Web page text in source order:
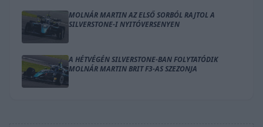
MOLNÁR MARTIN AZ ELSŐ SORBÓL RAJTOL A
SILVERSTONE-I NYITÓVERSENYEN
A HÉTVÉGÉN SILVERSTONE-BAN FOLYTATÓDIK
MOLNÁR MARTIN BRIT F3-AS SZEZONJA